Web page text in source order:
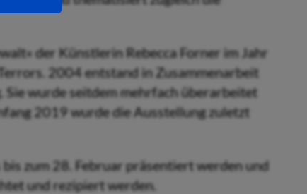
der Künstlerin Rebecca Forner im Jahr
2004 entstand in Zusammenarbeit
wurde seitdem mehrfach überarbeitet
2019 wurde die Ausstellung zuletzt
zum 28. Februar präsentiert werden und
und rezipiert werden.